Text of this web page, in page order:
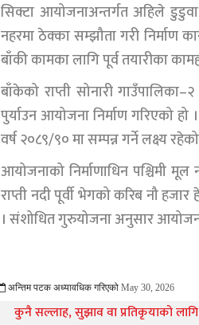
सिक्टा आयोजनाअन्तर्गत अहिले
नहरमा ठेक्का सम्झौता गरी निर्माण
बाँकी कामका लागि पूर्व तयारीका
बाँकेको राप्ती सोनारी
पुर्याउन आयोजना निर्माण
वर्ष २०८९/९० मा सम्पन्न गर्ने लक्ष्य
आयोजनाको निर्माणाधिन पश्चिमी
राप्ती नदी पूर्वी भेगको करिब नौ
। संशोधित गुरुयोजना अनुसार
अन्तिम पटक अध्यावधिक गरिएको May 30, 2026
कुनै सल्लाह, सुझाव वा प्रतिकृयाको लागि